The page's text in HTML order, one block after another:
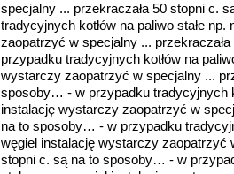
specjalny ... przekraczała 50 stopni c.
tradycyjnych kotłów na paliwo stałe
zaopatrzyć w specjalny ...
przypadku tradycyjnych kotłów na
wystarczy zaopatrzyć w specjalny ...
sposoby… - w przypadku tradycyjnych
instalację wystarczy zaopatrzyć w
na to sposoby… - w przypadku
węgiel instalację wystarczy zaopatrzyć
stopni c. są na to sposoby… - w